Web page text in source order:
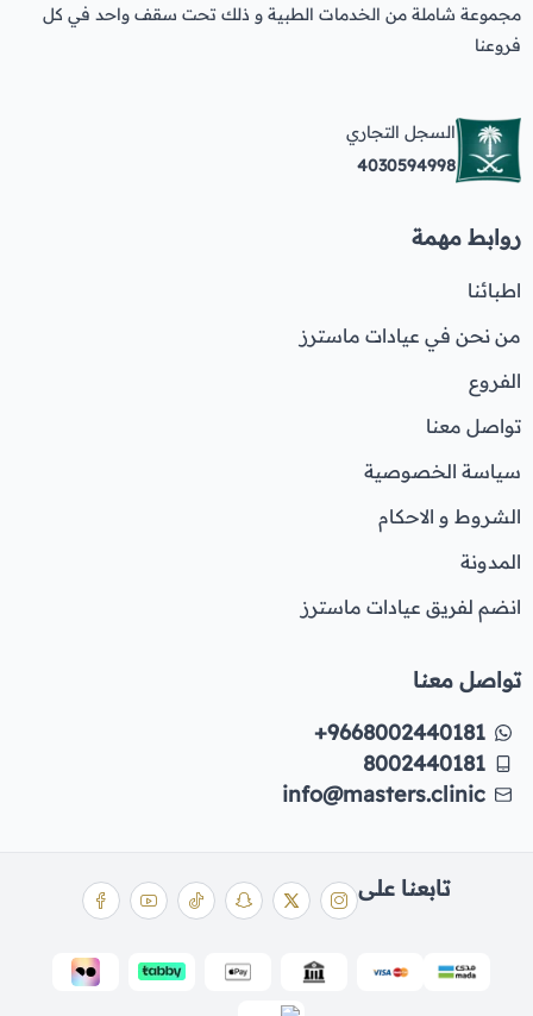
مجموعة شاملة من الخدمات الطبية و ذلك تحت سقف واحد في كل
فروعنا
السجل التجاري
4030594998
روابط مهمة
اطبائنا
من نحن في عيادات ماسترز
الفروع
تواصل معنا
سياسة الخصوصية
الشروط و الاحكام
المدونة
انضم لفريق عيادات ماسترز
تواصل معنا
+9668002440181
8002440181
info@masters.clinic
تابعنا على